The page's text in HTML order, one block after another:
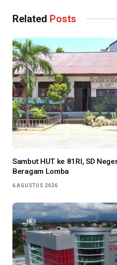
Related Posts
Sambut HUT ke 81RI, SD
Beragam Lomba
6 AGUSTUS 2026